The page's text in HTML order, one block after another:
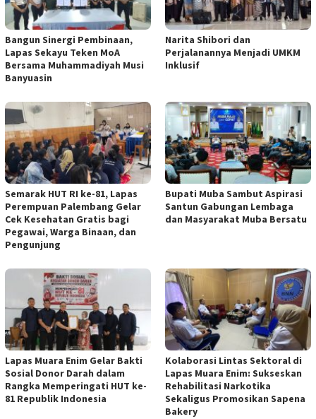
Bangun Sinergi Pembinaan,
Lapas Sekayu Teken MoA
Bersama Muhammadiyah Musi
Banyuasin
Narita Shibori dan
Perjalanannya Menjadi UMKM
Inklusif
Semarak HUT RI ke-81, Lapas
Perempuan Palembang Gelar
Cek Kesehatan Gratis bagi
Pegawai, Warga Binaan, dan
Pengunjung
Bupati Muba Sambut Aspirasi
Santun Gabungan Lembaga
dan Masyarakat Muba Bersatu
Lapas Muara Enim Gelar Bakti
Sosial Donor Darah dalam
Rangka Memperingati HUT ke-
81 Republik Indonesia
Kolaborasi Lintas Sektoral di
Lapas Muara Enim: Sukseskan
Rehabilitasi Narkotika
Sekaligus Promosikan Sapena
Bakery